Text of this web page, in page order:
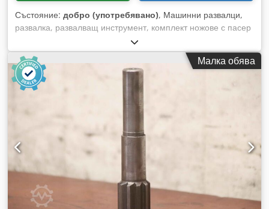
Състояние: добро (употребявано), Машинни развалци,
развалка, развалващ инструмент, комплект ножове с пасер
- Производител: Loewe, регулируем машинен развалец -
Диаметър: Ø 26 мм Dedpoyz Np Dsfx Ah Ieck - Опашка:
MK1 - Размери: Ø 26 x 290 мм - Тегло: 0,6 кг Малка обява